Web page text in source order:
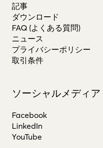
記事
ダウンロード
FAQ (よくある質問)
ニュース
プライバシーポリシー
取引条件
ソーシャルメディア
Facebook
LinkedIn
YouTube